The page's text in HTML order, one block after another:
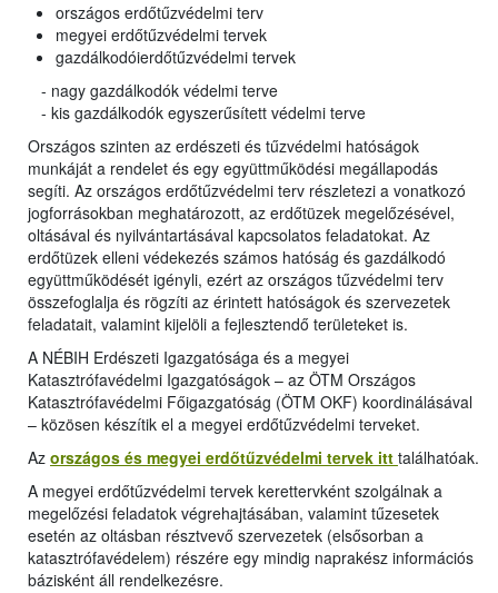
országos erdőtűzvédelmi terv
megyei erdőtűzvédelmi tervek
gazdálkodóierdőtűzvédelmi tervek
- nagy gazdálkodók védelmi terve
- kis gazdálkodók egyszerűsített védelmi terve
Országos szinten az erdészeti és tűzvédelmi hatóságok
munkáját a rendelet és egy együttműködési megállapodás
segíti. Az országos erdőtűzvédelmi terv részletezi a vonatkozó
jogforrásokban meghatározott, az erdőtüzek megelőzésével,
oltásával és nyilvántartásával kapcsolatos feladatokat. Az
erdőtüzek elleni védekezés számos hatóság és gazdálkodó
együttműködését igényli, ezért az országos tűzvédelmi terv
összefoglalja és rögzíti az érintett hatóságok és szervezetek
feladatait, valamint kijelöli a fejlesztendő területeket is.
A NÉBIH Erdészeti Igazgatósága és a megyei
Katasztrófavédelmi Igazgatóságok – az ÖTM Országos
Katasztrófavédelmi Főigazgatóság (ÖTM OKF) koordinálásával
– közösen készítik el a megyei erdőtűzvédelmi terveket.
Az országos és megyei erdőtűzvédelmi tervek itt találhatóak.
A megyei erdőtűzvédelmi tervek kerettervként szolgálnak a
megelőzési feladatok végrehajtásában, valamint tűzesetek
esetén az oltásban résztvevő szervezetek (elsősorban a
katasztrófavédelem) részére egy mindig naprakész információs
bázisként áll rendelkezésre.